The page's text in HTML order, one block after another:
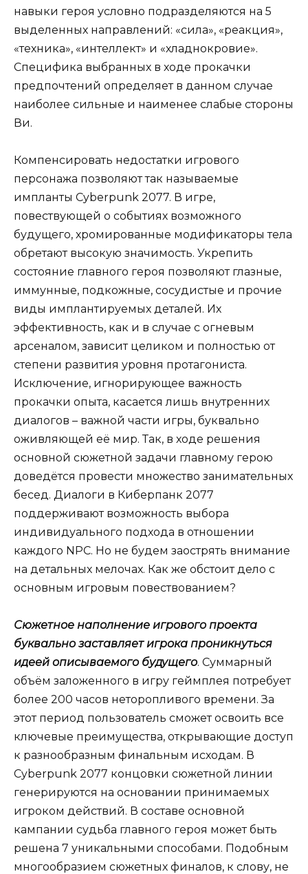
навыки героя условно подразделяются на 5
выделенных направлений: «сила», «реакция»,
«техника», «интеллект» и «хладнокровие».
Специфика выбранных в ходе прокачки
предпочтений определяет в данном случае
наиболее сильные и наименее слабые стороны
Ви.
Компенсировать недостатки игрового
персонажа позволяют так называемые
импланты Cyberpunk 2077. В игре,
повествующей о событиях возможного
будущего, хромированные модификаторы тела
обретают высокую значимость. Укрепить
состояние главного героя позволяют глазные,
иммунные, подкожные, сосудистые и прочие
виды имплантируемых деталей. Их
эффективность, как и в случае с огневым
арсеналом, зависит целиком и полностью от
степени развития уровня протагониста.
Исключение, игнорирующее важность
прокачки опыта, касается лишь внутренних
диалогов – важной части игры, буквально
оживляющей её мир. Так, в ходе решения
основной сюжетной задачи главному герою
доведётся провести множество занимательных
бесед. Диалоги в Киберпанк 2077
поддерживают возможность выбора
индивидуального подхода в отношении
каждого NPC. Но не будем заострять внимание
на детальных мелочах. Как же обстоит дело с
основным игровым повествованием?
Сюжетное наполнение игрового проекта
буквально заставляет игрока проникнуться
идеей описываемого будущего. Суммарный
объём заложенного в игру геймплея потребует
более 200 часов неторопливого времени. За
этот период пользователь сможет освоить все
ключевые преимущества, открывающие доступ
к разнообразным финальным исходам. В
Cyberpunk 2077 концовки сюжетной линии
генерируются на основании принимаемых
игроком действий. В составе основной
кампании судьба главного героя может быть
решена 7 уникальными способами. Подобным
многообразием сюжетных финалов, к слову, не